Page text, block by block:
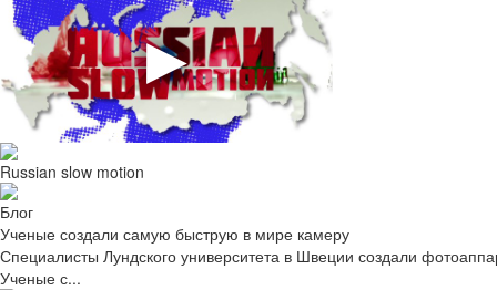
Russian slow motion
Блог
Ученые создали самую быструю в мире камеру
Специалисты Лундского университета в Швеции создали
Ученые с...